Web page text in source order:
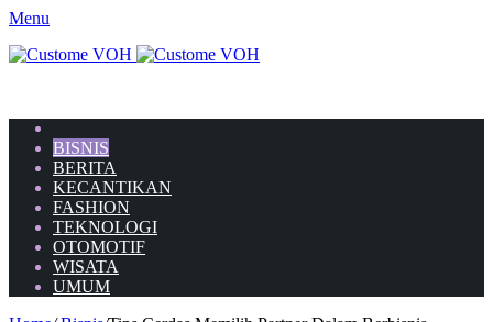
Menu
BISNIS
BERITA
KECANTIKAN
FASHION
TEKNOLOGI
OTOMOTIF
WISATA
UMUM